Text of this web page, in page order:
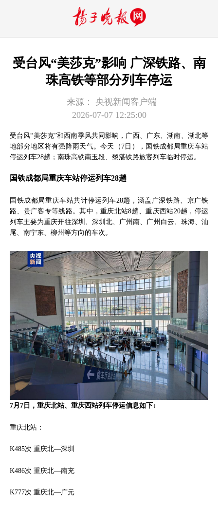
受台风“美莎克”影响 广深铁路、南
珠高铁等部分列车停运
来源：
央视新闻客户端
2026-07-07 12:25:00
受台风“美莎克”和西南季风共同影响，广西、广东、湖南、湖北等
地部分地区将有强降雨天气。今天（7日），国铁成都局重庆车站
停运列车28趟；南珠高铁南玉段、黎湛铁路旅客列车临时停运。
国铁成都局重庆车站停运列车28趟
国铁成都局重庆车站共计停运列车28趟，涵盖广深铁路、京广铁
路、贵广客专等线路。其中，重庆北站8趟、重庆西站20趟，停运
列车主要为重庆开往深圳、深圳北、广州南、广州白云、珠海、汕
尾、南宁东、柳州等方向的车次。
7月7日，重庆北站、重庆西站列车停运信息如下↓
重庆北站：
K485次 重庆北—深圳
K486次 重庆北—南充
K777次 重庆北—广元